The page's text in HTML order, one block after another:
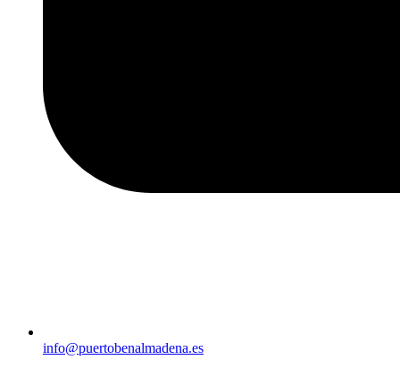
info@puertobenalmadena.es